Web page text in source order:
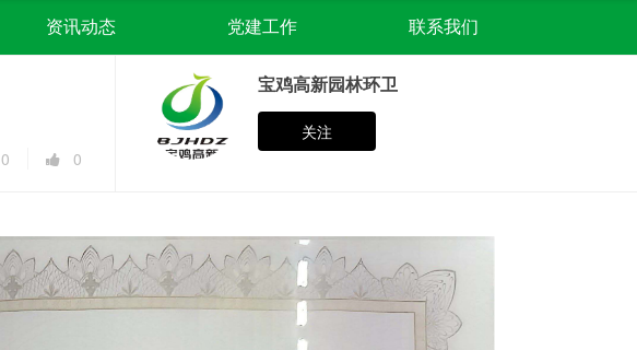
资讯动态 党建工作 联系我们
0 0
宝鸡高新园林环卫
关注